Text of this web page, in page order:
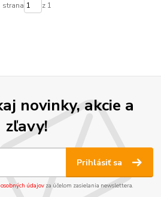
strana z 1
novinky, akcie a
zľavy!
Prihlásiť sa
údajov za účelom zasielania newslettera.